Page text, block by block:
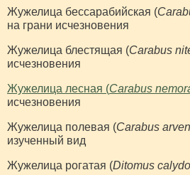
Жужелица бессарабийская (
на грани исчезновения
Жужелица блестящая (Carabus
исчезновения
Жужелица лесная (Carabus
исчезновения
Жужелица полевая (Carabus
изученный вид
Жужелица рогатая (Ditomus